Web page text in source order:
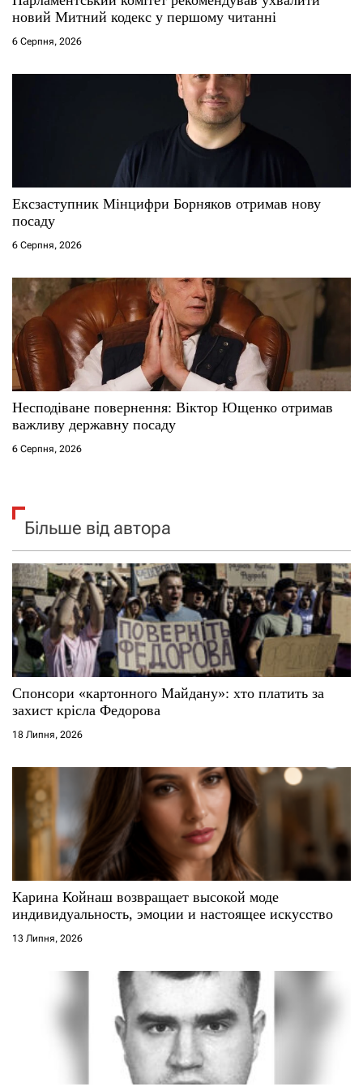
і
в
новий Митний кодекс у першому читанні
6 Серпня, 2026
Ексзаступник Мінцифри Борняков отримав нову
посаду
6 Серпня, 2026
Несподіване повернення: Віктор Ющенко отримав
важливу державну посаду
6 Серпня, 2026
Більше від автора
Спонсори «картонного Майдану»: хто платить за
захист крісла Федорова
18 Липня, 2026
Карина Койнаш возвращает высокой моде
индивидуальность, эмоции и настоящее искусство
13 Липня, 2026